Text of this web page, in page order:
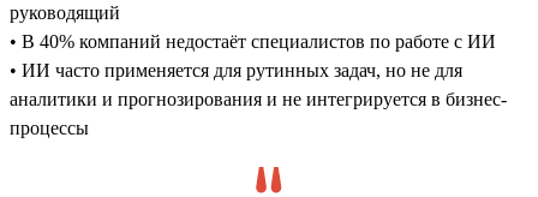
руководящий
• В 40% компаний недостаёт специалистов по работе с ИИ
• ИИ часто применяется для рутинных задач, но не для
аналитики и прогнозирования и не интегрируется в бизнес-
процессы